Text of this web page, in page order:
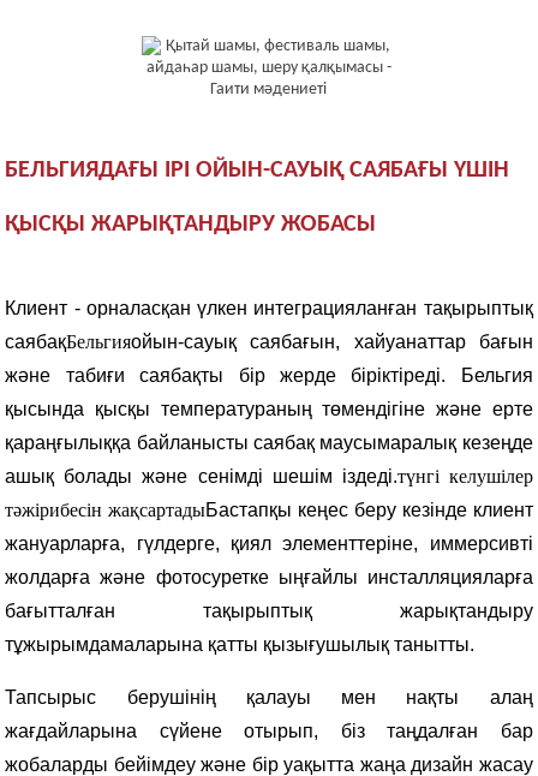
БЕЛЬГИЯДАҒЫ ІРІ ОЙЫН-САУЫҚ САЯБАҒЫ ҮШІН
ҚЫСҚЫ ЖАРЫҚТАНДЫРУ ЖОБАСЫ
Клиент - орналасқан үлкен интеграцияланған тақырыптық
саябақБельгияойын-сауық саябағын, хайуанаттар бағын
және табиғи саябақты бір жерде біріктіреді. Бельгия
қысында қысқы температураның төмендігіне және ерте
қараңғылыққа байланысты саябақ маусымаралық кезеңде
ашық болады және сенімді шешім іздеді.түнгі келушілер
тәжірибесін жақсартадыБастапқы кеңес беру кезінде клиент
жануарларға, гүлдерге, қиял элементтеріне, иммерсивті
жолдарға және фотосуретке ыңғайлы инсталляцияларға
бағытталған тақырыптық жарықтандыру
тұжырымдамаларына қатты қызығушылық танытты.
Тапсырыс берушінің қалауы мен нақты алаң
жағдайларына сүйене отырып, біз таңдалған бар
жобаларды бейімдеу және бір уақытта жаңа дизайн жасау